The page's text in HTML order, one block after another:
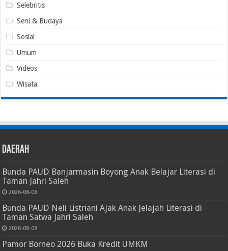
Selebritis
Seni & Budaya
Sosial
Umum
Videos
Wisata
Daerah
Bunda PAUD Banjarmasin Boyong Anak Belajar Literasi di
Taman Jahri Saleh
2026-08-08
Bunda PAUD Neli Listriani Ajak Anak Jelajah Literasi di
Taman Satwa Jahri Saleh
2026-08-08
Pamor Borneo 2026 Buka Kredit UMKM